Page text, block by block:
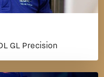
GL Precision